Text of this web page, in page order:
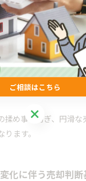
時進行で売却計画を立
変更、税金発生タイ
配方法を明確にする
揉め事を防ぎ、円滑
ます。
化に伴う売却判
ご相談はこちら
ご相談はこちら